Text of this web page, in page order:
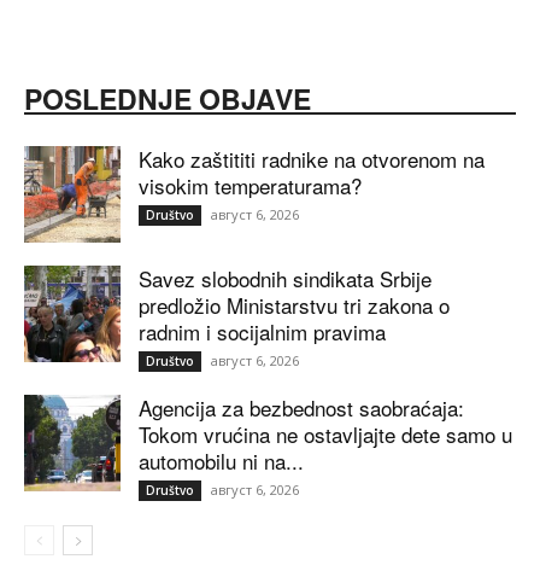
POSLEDNJE OBJAVE
Kako zaštititi radnike na otvorenom na
visokim temperaturama?
Društvo август 6, 2026
Savez slobodnih sindikata Srbije
predložio Ministarstvu tri zakona o
radnim i socijalnim pravima
Društvo август 6, 2026
Agencija za bezbednost saobraćaja:
Tokom vrućina ne ostavljajte dete samo u
automobilu ni na...
Društvo август 6, 2026